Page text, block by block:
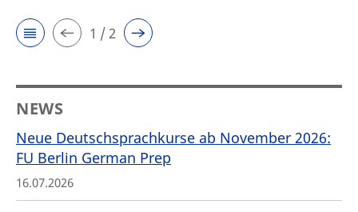
1 / 2
NEWS
Neue Deutschsprachkurse ab November 2026:
FU Berlin German Prep
16.07.2026